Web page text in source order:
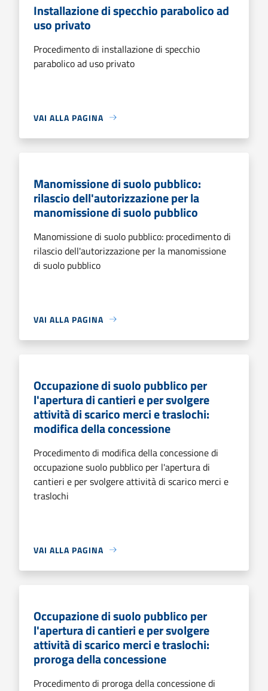
Installazione di specchio parabolico ad
uso privato
Procedimento di installazione di specchio
parabolico ad uso privato
VAI ALLA PAGINA
Manomissione di suolo pubblico:
rilascio dell'autorizzazione per la
manomissione di suolo pubblico
Manomissione di suolo pubblico: procedimento di
rilascio dell'autorizzazione per la manomissione
di suolo pubblico
VAI ALLA PAGINA
Occupazione di suolo pubblico per
l'apertura di cantieri e per svolgere
attività di scarico merci e traslochi:
modifica della concessione
Procedimento di modifica della concessione di
occupazione suolo pubblico per l'apertura di
cantieri e per svolgere attività di scarico merci e
traslochi
VAI ALLA PAGINA
Occupazione di suolo pubblico per
l'apertura di cantieri e per svolgere
attività di scarico merci e traslochi:
proroga della concessione
Procedimento di proroga della concessione di